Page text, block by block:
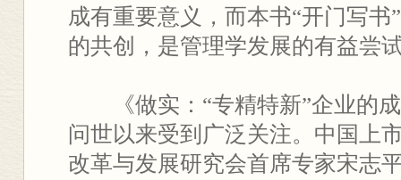
成有重要意义，而本书“开门写书
的共创，是管理学发展的有益尝
《做实：“专精特新”企业的
问世以来受到广泛关注。中国上
改革与发展研究会首席专家宋志